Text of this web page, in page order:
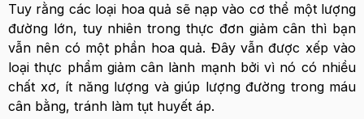
Tuy rằng các loại hoa quả sẽ nạp vào cơ thể một lượng
đường lớn, tuy nhiên trong thực đơn giảm cân thì bạn
vẫn nên có một phần hoa quả. Đây vẫn được xếp vào
loại thực phẩm giảm cân lành mạnh bởi vì nó có nhiều
chất xơ, ít năng lượng và giúp lượng đường trong máu
cân bằng, tránh làm tụt huyết áp.